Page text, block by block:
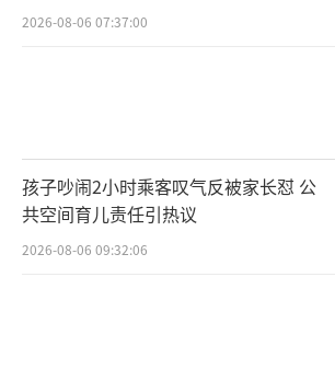
2026-08-06 07:37:00
孩子吵闹2小时乘客叹气反被家长怼 公
共空间育儿责任引热议
2026-08-06 09:32:06